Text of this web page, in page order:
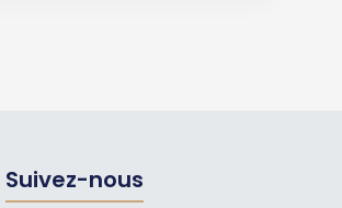
Suivez-nous